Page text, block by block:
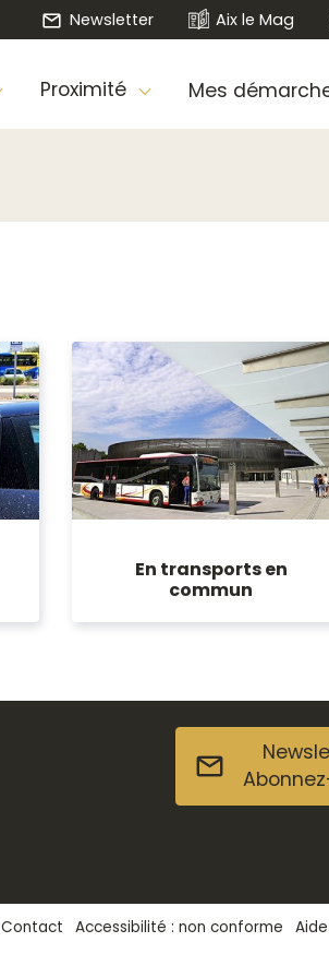
Newsletter Aix le Mag
Proximité Mes
En transports en
commun
Contact Accessibilité : non conforme